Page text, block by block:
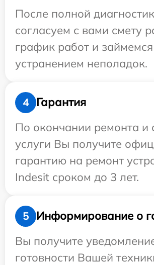
После полной
согласуем с вами смету
график работ и займемся
устранением неполадок.
4
Гарантия
По окончании ремонта и
услуги Вы получите
гарантию на ремонт
Indesit сроком до 3 лет.
5
Информирование о
Вы получите
готовности Вашей